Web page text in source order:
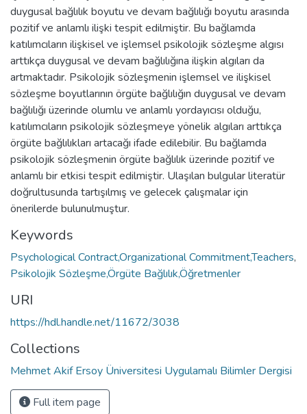
duygusal bağlılık boyutu ve devam bağlılığı boyutu arasında
pozitif ve anlamlı ilişki tespit edilmiştir. Bu bağlamda
katılımcıların ilişkisel ve işlemsel psikolojik sözleşme algısı
arttıkça duygusal ve devam bağlılığına ilişkin algıları da
artmaktadır. Psikolojik sözleşmenin işlemsel ve ilişkisel
sözleşme boyutlarının örgüte bağlılığın duygusal ve devam
bağlılığı üzerinde olumlu ve anlamlı yordayıcısı olduğu,
katılımcıların psikolojik sözleşmeye yönelik algıları arttıkça
örgüte bağlılıkları artacağı ifade edilebilir. Bu bağlamda
psikolojik sözleşmenin örgüte bağlılık üzerinde pozitif ve
anlamlı bir etkisi tespit edilmiştir. Ulaşılan bulgular literatür
doğrultusunda tartışılmış ve gelecek çalışmalar için
önerilerde bulunulmuştur.
Keywords
Psychological Contract,Organizational Commitment,Teachers,
Psikolojik Sözleşme,Örgüte Bağlılık,Öğretmenler
URI
https://hdl.handle.net/11672/3038
Collections
Mehmet Akif Ersoy Üniversitesi Uygulamalı Bilimler Dergisi
Full item page